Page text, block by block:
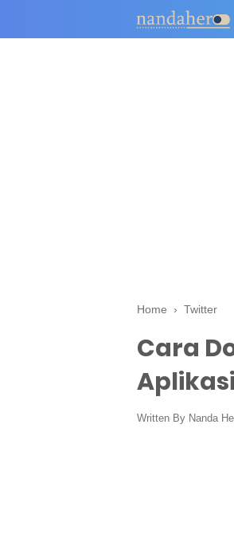
Home › Twitter
Cara
Aplikasi
Written By Nanda